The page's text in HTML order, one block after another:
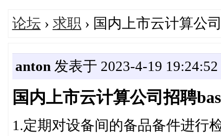
论坛 › 求职 › 国内上市云计算公
anton 发表于 2023-4-19 19:24:52
国内上市云计算公司招聘
1.定期对设备间的备品备件进行